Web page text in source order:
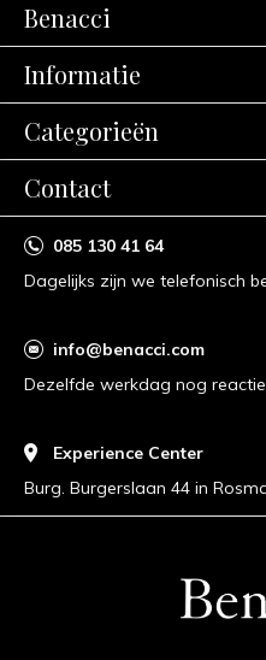
Benacci
Informatie
Categorieën
Contact
085 130 41 64
Dagelijks zijn we telefonisch
info@benacci.com
Dezelfde werkdag nog reactie
Experience Center
Burg. Burgerslaan 44 in